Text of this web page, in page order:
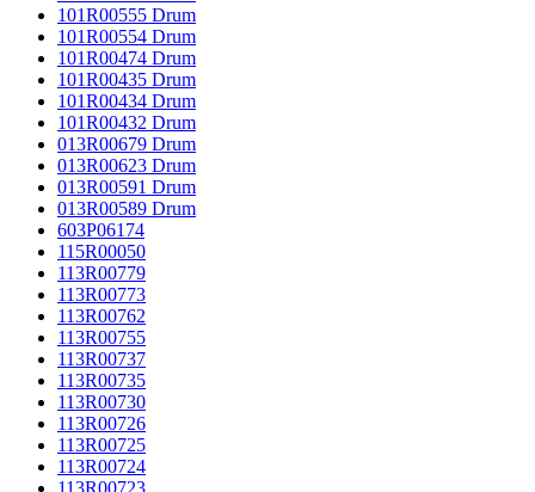
101R00555 Drum
101R00554 Drum
101R00474 Drum
101R00435 Drum
101R00434 Drum
101R00432 Drum
013R00679 Drum
013R00623 Drum
013R00591 Drum
013R00589 Drum
603P06174
115R00050
113R00779
113R00773
113R00762
113R00755
113R00737
113R00735
113R00730
113R00726
113R00725
113R00724